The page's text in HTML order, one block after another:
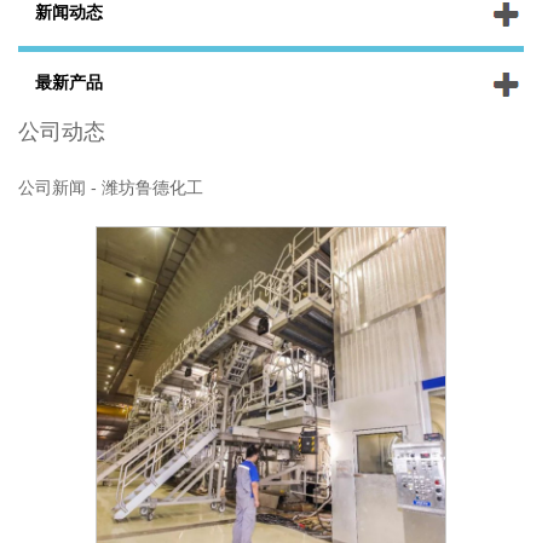
新闻动态
最新产品
公司动态
公司新闻 - 潍坊鲁德化工